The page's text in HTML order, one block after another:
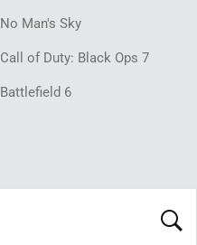
No Man's Sky
Call of Duty: Black Ops 7
Battlefield 6